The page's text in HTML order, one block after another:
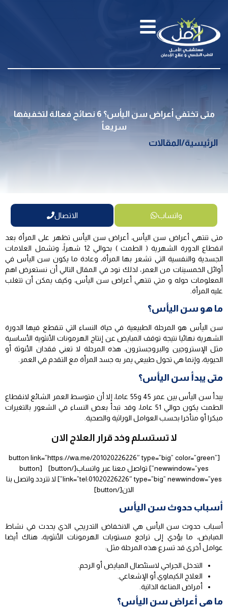
متى تختفي أعراض سن اليأس؟ 6 نصائح فعالة لتخفيفها
سريعاً
الرئيسية/المقالات
واتساب الاتصال
متى تنتهي أعراض سن اليأس، أعراض سن اليأس تظهر على المرأة بعد
انقطاع الدورة الشهرية ( الطمث ) بحوالي 12 شهراً، وتشمل العلامات
الجسدية والنفسية التي تشعر بها المرأة، وعادة ما يكون سن اليأس في
أوائل الخمسينات من العمر، لذلك نود في المقال التالي أن نستعرض اهم
المعلومات حوله و متي تنتهي أعراض سن اليأس، وكيف يمكن أن تتغلب
عليه المرأة.
ما هو سن اليأس؟
سن اليأس هو المرحلة الطبيعية في حياة النساء التي تنقطع فيها الدورة
الشهرية نهائيا نتيجة توقف المبايض عن إنتاج الهرمونات الأنثوية الأساسية
مثل الإستروجين والبروجسترون، هذه المرحلة لا تعني فقدان الأنوثة أو
الحيوية، وإنما هي تحول طبيعي يمر به جسد المرأة مع التقدم في العمر.
متى يبدأ سن اليأس؟
يبدأ سن اليأس بين عمر 45 و55 عاما، إلا أن متوسط العمر الشائع لانقطاع
الطمث يكون حوالي 51 عاما، وقد تبدأ بعض النساء في الشعور بالتغيرات
مبكرا أو متأخرا بحسب العوامل الوراثية والصحية.
لا تستسلم وخد قرار العلاج الان
[button link=”https://wa.me/201020226226″ type=”big” color=”green”
newwindow=”yes”] تواصل معنا عبر واتساب[/button] [button
link=”tel:01020226226″ type=”big” newwindow=”yes”] لا تتردد واتصل بنا
الان[/button]
أسباب حدوث سن اليأس
أسباب حدوث سن اليأس هي الانخفاض التدريجي الذي يحدث في نشاط
المبايض، ما يؤدي إلى تراجع مستويات الهرمونات الأنثوية، هناك أيضا
عوامل أخرى قد تسرع هذه المرحلة مثل:
التدخل الجراحي لاستئصال المبايض أو الرحم.
العلاج الكيماوي أو الإشعاعي.
أمراض المناعة الذاتية.
ما هي أعراض سن اليأس؟